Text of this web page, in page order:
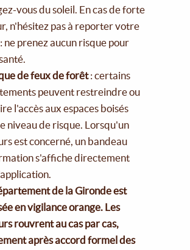
vous du soleil. En cas de forte
n'hésitez pas à reporter votre
ne prenez aucun risque pour
de feux de forêt: certains
peuvent restreindre ou
l'accès aux espaces boisés
niveau de risque. Lorsqu'un
est concerné, un bandeau
s'affiche directement
de la Gironde est
en vigilance orange. Les
rouvrent au cas par cas,
après accord formel des